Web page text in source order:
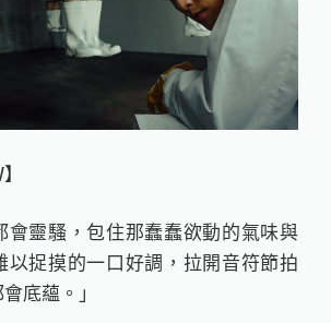
會靈騷，包住那蠢蠢欲動的氣味與
以捉摸的一口好調，拉開音符節拍
底蘊。」